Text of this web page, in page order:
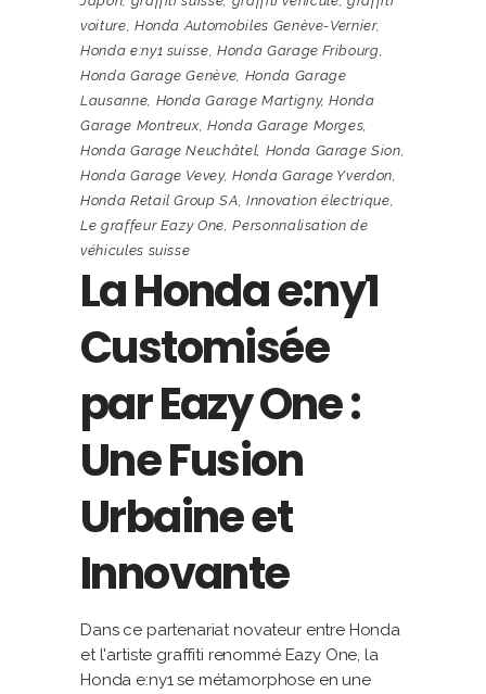
voiture, Honda Automobiles Genève-Vernier,
Honda e:ny1 suisse,Honda Garage Fribourg,
Honda Garage Genève, Honda Garage
Lausanne, Honda Garage Martigny,Honda
Garage Montreux,Honda Garage Morges,
Honda Garage Neuchâtel, Honda Garage Sion,
Honda Garage Vevey,Honda Garage Yverdon,
Honda Retail Group SA, Innovation électrique,
Le graffeur Eazy One,Personnalisation de
véhicules suisse
La Honda e:ny1
Customisée
par Eazy One :
Une Fusion
Urbaine et
Innovante
Dans ce partenariat novateur entre Honda
et l'artiste graffiti renommé Eazy One, la
Honda e:ny1 se métamorphose en une